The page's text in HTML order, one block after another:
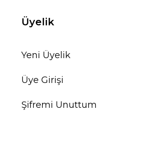
Üyelik
Yeni Üyelik
Üye Girişi
Şifremi Unuttum